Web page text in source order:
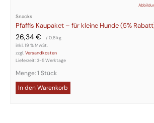
Snacks
Pfaffis Kaupaket – für kleine Hunde (5%
26,34 € / 0,8kg
inkl. 19 % MwSt.
zzgl.Versandkosten
Lieferzeit:3-5 Werktage
Menge: 1 Stück
In den Warenkorb